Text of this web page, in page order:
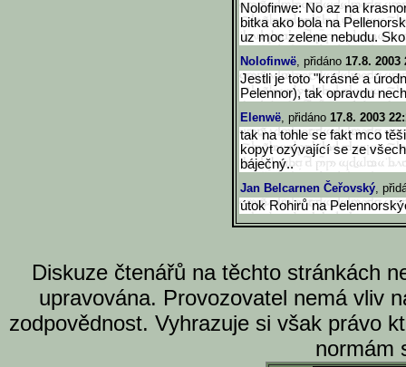
Nolofinwe: No az na
bitka ako bola na
uz moc zelene nebudu.
Nolofinwë, přidáno 17.8. 2003
Jestli je toto "krásné a
Pelennor), tak opravdu
Elenwë, přidáno 17.8. 2003
tak na tohle se fakt mco
kopyt ozývající se ze
báječný..
Jan Belcarnen Čeřovský,
útok Rohirů na
Diskuze čtenářů na těchto stránkách
upravována. Provozovatel nemá vliv
zodpovědnost. Vyhrazuje si však právo
normám